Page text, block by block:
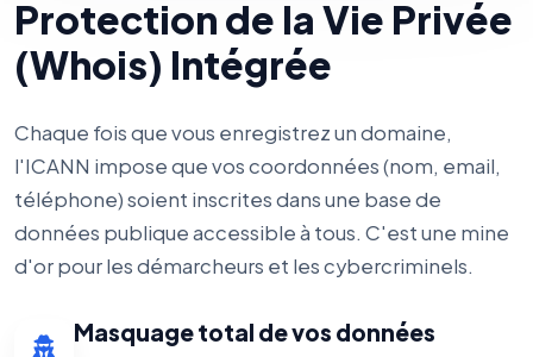
Protection de la Vie Privée
(Whois) Intégrée
Chaque fois que vous enregistrez un domaine,
l'ICANN impose que vos coordonnées (nom, email,
téléphone) soient inscrites dans une base de
données publique accessible à tous. C'est une mine
d'or pour les démarcheurs et les cybercriminels.
Masquage total de vos données